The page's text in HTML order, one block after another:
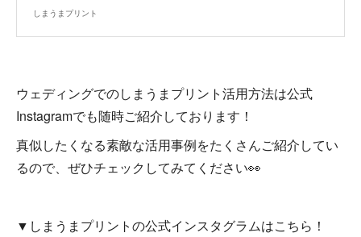
しまうまプリント
ウェディングでのしまうまプリント活用方法は公式
Instagramでも随時ご紹介しております！
真似したくなる素敵な活用事例をたくさんご紹介してい
るので、ぜひチェックしてみてください👀
▼しまうまプリントの公式インスタグラムはこちら！